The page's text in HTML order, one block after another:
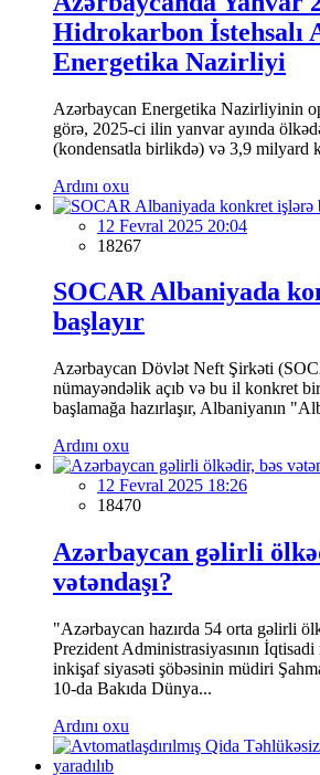
Hidrokarbon İstehsalı
Energetika Nazirliyi
Azərbaycan Energetika Nazirliyinin
görə, 2025-ci ilin yanvar ayında
(kondensatla birlikdə) və 3,9 milyard
Ardını oxu
12 Fevral 2025 20:04
18267
SOCAR Albaniyada
başlayır
Azərbaycan Dövlət Neft Şirkəti
nümayəndəlik açıb və bu il konkret
başlamağa hazırlaşır, Albaniyanın
Ardını oxu
12 Fevral 2025 18:26
18470
Azərbaycan gəlirli
vətəndaşı?
"Azərbaycan hazırda 54 orta gəlirli
Prezident Administrasiyasının
inkişaf siyasəti şöbəsinin müdiri
10-da Bakıda Dünya...
Ardını oxu